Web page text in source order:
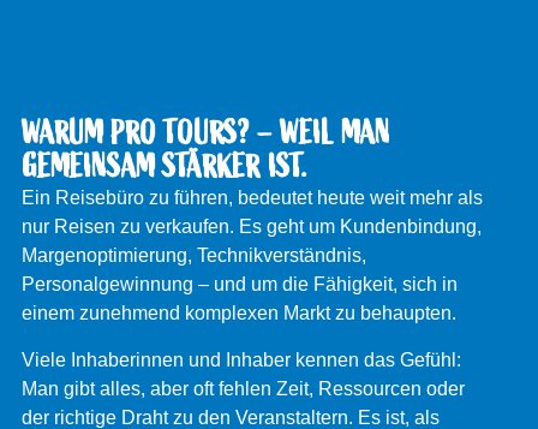
WARUM PRO TOURS? – WEIL MAN
GEMEINSAM STÄRKER IST.
Ein Reisebüro zu führen, bedeutet heute weit mehr als
nur Reisen zu verkaufen. Es geht um Kundenbindung,
Margenoptimierung, Technikverständnis,
Personalgewinnung – und um die Fähigkeit, sich in
einem zunehmend komplexen Markt zu behaupten.
Viele Inhaberinnen und Inhaber kennen das Gefühl:
Man gibt alles, aber oft fehlen Zeit, Ressourcen oder
der richtige Draht zu den Veranstaltern. Es ist, als